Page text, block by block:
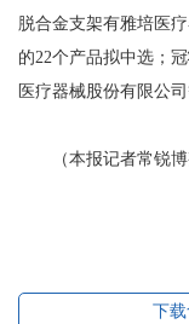
脱合金支架有雅培医
的22个产品拟中选；
医疗器械股份有限公
（本报记者常锐博
下